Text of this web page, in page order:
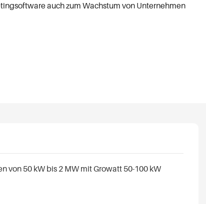
auch zum Wachstum von Unternehmen
von 50 kW bis 2 MW mit Growatt 50-100 kW